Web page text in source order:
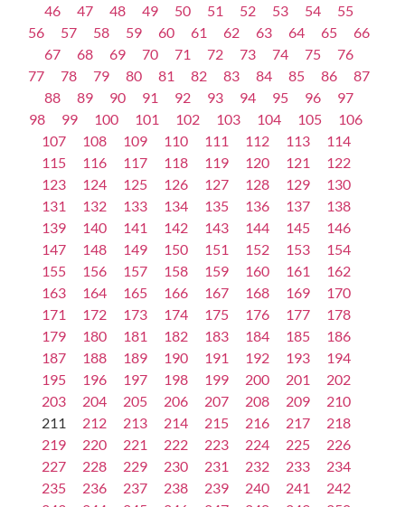
46
47 48 49 50 51 52 53 54
55
56
57 58 59 60 61 62 63 64 65
66
67
68 69 70 71 72 73 74 75
76
77
78 79 80 81 82 83 84 85 86
87
88
89 90 91 92 93 94 95 96
97
98
99 100 101 102 103 104 105
106
107
108 109 110 111 112 113
114
115
116 117 118 119 120 121
122
123
124 125 126 127 128 129
130
131
132 133 134 135 136 137
138
139
140 141 142 143 144 145
146
147
148 149 150 151 152 153
154
155
156 157 158 159 160 161
162
163
164 165 166 167 168 169
170
171
172 173 174 175 176 177
178
179
180 181 182 183 184 185
186
187
188 189 190 191 192 193
194
195
196 197 198 199 200 201
202
203
204 205 206 207 208 209
210
211
212 213 214 215 216 217
218
219
220 221 222 223 224 225
226
227
228 229 230 231 232 233
234
235
236 237 238 239 240 241
242